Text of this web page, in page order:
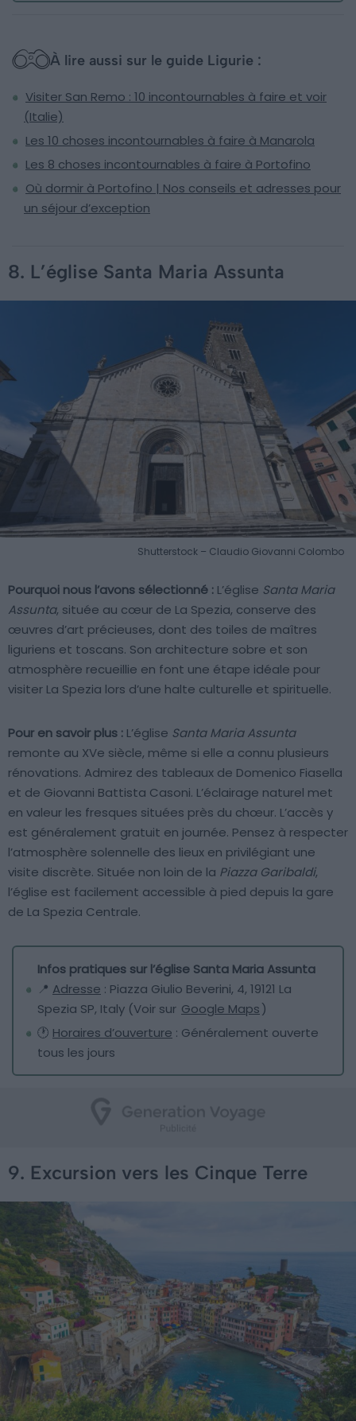
À lire aussi sur le guide Ligurie :
Visiter San Remo : 10 incontournables à faire et voir
(Italie)
Les 10 choses incontournables à faire à Manarola
Les 8 choses incontournables à faire à Portofino
Où dormir à Portofino | Nos conseils et adresses pour
un séjour d’exception
8. L’église Santa Maria Assunta
Shutterstock – Claudio Giovanni Colombo
Pourquoi nous l’avons sélectionné : L’église Santa Maria
Assunta, située au cœur de La Spezia, conserve des
œuvres d’art précieuses, dont des toiles de maîtres
liguriens et toscans. Son architecture sobre et son
atmosphère recueillie en font une étape idéale pour
visiter La Spezia lors d’une halte culturelle et spirituelle.
Pour en savoir plus : L’église Santa Maria Assunta
remonte au XVe siècle, même si elle a connu plusieurs
rénovations. Admirez des tableaux de Domenico Fiasella
et de Giovanni Battista Casoni. L’éclairage naturel met
en valeur les fresques situées près du chœur. L’accès y
est généralement gratuit en journée. Pensez à respecter
l’atmosphère solennelle des lieux en privilégiant une
visite discrète. Située non loin de la Piazza Garibaldi,
l’église est facilement accessible à pied depuis la gare
de La Spezia Centrale.
Infos pratiques sur l’église Santa Maria Assunta
📍 Adresse : Piazza Giulio Beverini, 4, 19121 La
Spezia SP, Italy (Voir sur Google Maps)
🕐 Horaires d’ouverture : Généralement ouverte
tous les jours
9. Excursion vers les Cinque Terre